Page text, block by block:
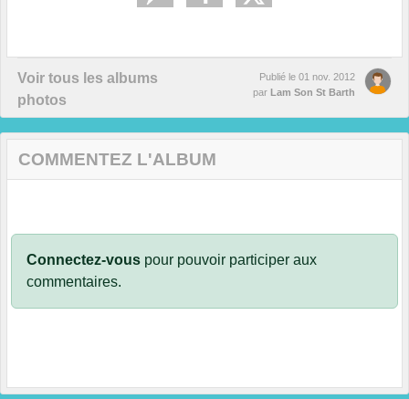
Voir tous les albums
photos
Publié le 01 nov. 2012
par Lam Son St Barth
COMMENTEZ L'ALBUM
Connectez-vous pour pouvoir participer aux
commentaires.